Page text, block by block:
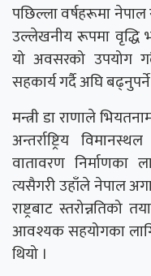
पछिल्ला वर्षहरूमा
उल्लेखनीय रूपमा वृद्धि
यो अवसरको उपयोग
सहकार्य गर्दै अघि
मन्त्री डा राणाले
अन्तर्राष्ट्रिय
वातावरण निर्माणका
त्यसैगरी उहाँले नेपाल
राष्ट्रबाट
आवश्यक सहयोगका
थियो ।